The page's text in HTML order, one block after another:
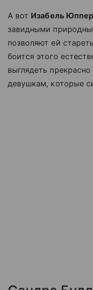
А вот Изабель Юппер
завидными
позволяют ей
боится этого
выглядеть
девушкам, которые